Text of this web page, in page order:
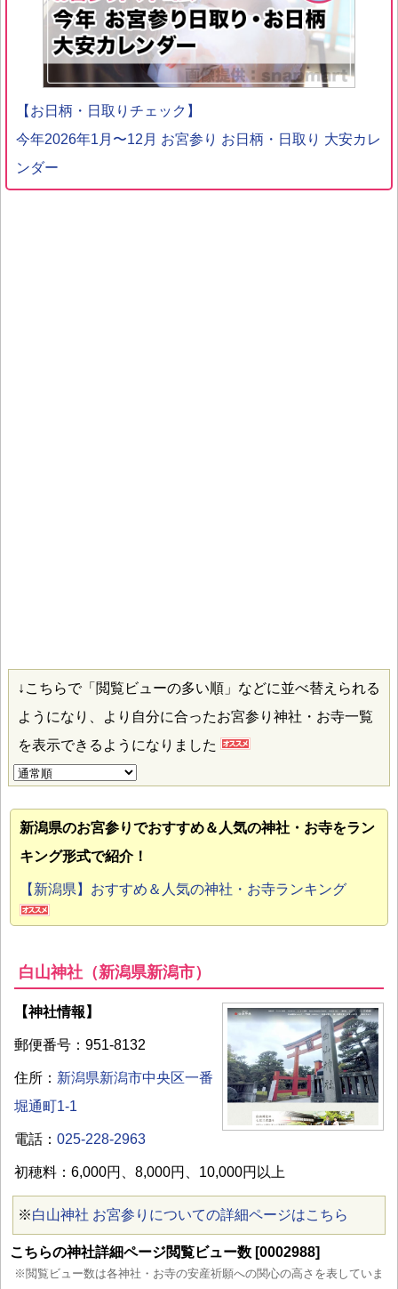
【お日柄・日取りチェック】
今年2026年1月〜12月 お宮参り お日柄・日取り 大安カレ
ンダー
↓こちらで「閲覧ビューの多い順」などに並べ替えられる
ようになり、より自分に合ったお宮参り神社・お寺一覧
を表示できるようになりました
新潟県のお宮参りでおすすめ＆人気の神社・お寺をラン
キング形式で紹介！
【新潟県】おすすめ＆人気の神社・お寺ランキング
白山神社（新潟県新潟市）
【神社情報】
郵便番号：951-8132
住所： 新潟県新潟市中央区一番
堀通町1-1
電話： 025-228-2963
初穂料：6,000円、8,000円、10,000円以上
※白山神社 お宮参りについての詳細ページはこちら
こちらの神社詳細ページ閲覧ビュー数 [0002988]
※閲覧ビュー数は各神社・お寺の安産祈願への関心の高さを表していま